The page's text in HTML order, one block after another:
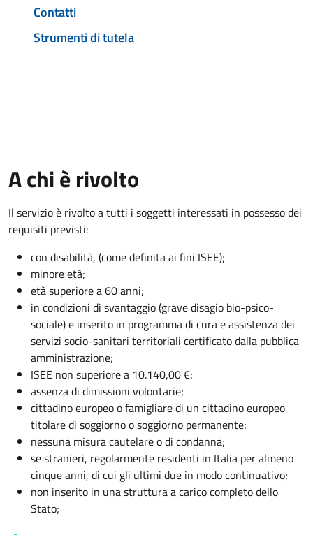
Contatti
Strumenti di tutela
A chi è rivolto
Il servizio è rivolto a tutti i soggetti interessati in possesso dei
requisiti previsti:
con disabilità, (come definita ai fini ISEE);
minore età;
età superiore a 60 anni;
in condizioni di svantaggio (grave disagio bio-psico-
sociale) e inserito in programma di cura e assistenza dei
servizi socio-sanitari territoriali certificato dalla pubblica
amministrazione;
ISEE non superiore a 10.140,00 €;
assenza di dimissioni volontarie;
cittadino europeo o famigliare di un cittadino europeo
titolare di soggiorno o soggiorno permanente;
nessuna misura cautelare o di condanna;
se stranieri, regolarmente residenti in Italia per almeno
cinque anni, di cui gli ultimi due in modo continuativo;
non inserito in una struttura a carico completo dello
Stato;